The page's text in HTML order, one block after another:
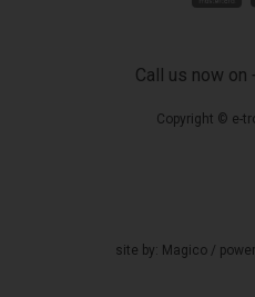
Call us now
Copyright © e-
site by: Magico/